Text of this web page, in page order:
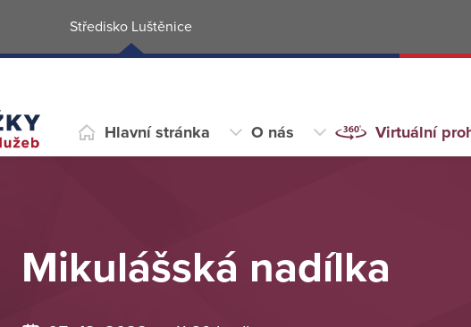
Středisko Luštěnice
Hlavní stránka O nás Virtuální
Mikulášská nadílka